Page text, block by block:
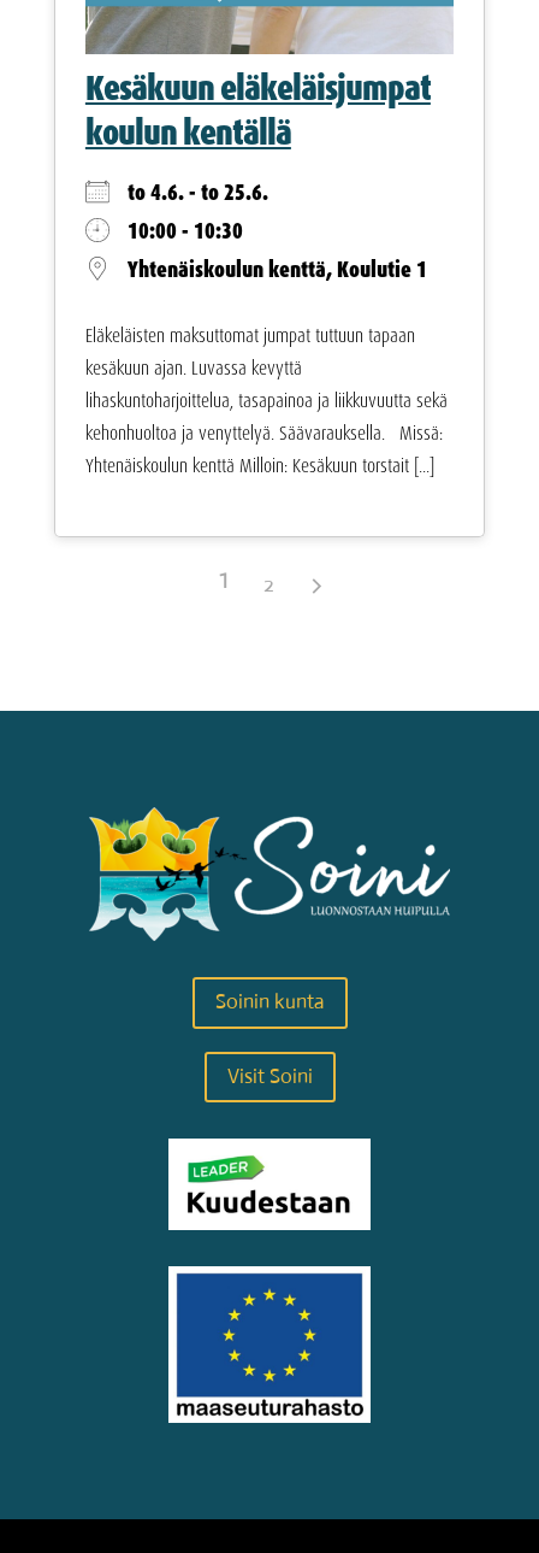
Kesäkuun eläkeläisjumpat
koulun kentällä
to 4.6. - to 25.6.
10:00 - 10:30
Yhtenäiskoulun kenttä, Koulutie 1
Eläkeläisten maksuttomat jumpat tuttuun tapaan
kesäkuun ajan. Luvassa kevyttä
lihaskuntoharjoittelua, tasapainoa ja liikkuvuutta sekä
kehonhuoltoa ja venyttelyä. Säävarauksella. Missä:
Yhtenäiskoulun kenttä Milloin: Kesäkuun torstait [...]
1 2
Soinin kunta
Visit Soini